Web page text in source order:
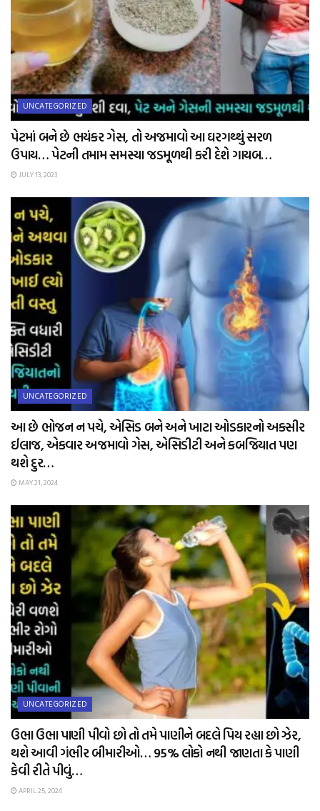
UNCATEGORIZED
પેટમાં બને છે ભયંકર ગેસ, તો અજમાવો આ ઘરગથ્થું સરળ
ઉપાય… પેટની તમામ સમસ્યા જડમૂળથી કરી દેશે ગાયબ…
JULY 13, 2023
UNCATEGORIZED
આ છે ભોજન ન પચે, એસિડ બને અને ખાટા ઓડકારનો અકસીર
ઈલાજ, એકવાર અજમાવો ગેસ, એસિડીટી અને કબજિયાત પણ
થશે દુર…
MAY 21, 2024
UNCATEGORIZED
ઉભા ઉભા પાણી પીવો છો તો તમે પાણીને બદલે પિય રહ્યા છો ઝેર,
થશે આવી ગંભીર બીમારીઓ… 95% લોકો નથી જાણતા કે પાણી
કેવી રીતે પીવું…
APRIL 25, 2024